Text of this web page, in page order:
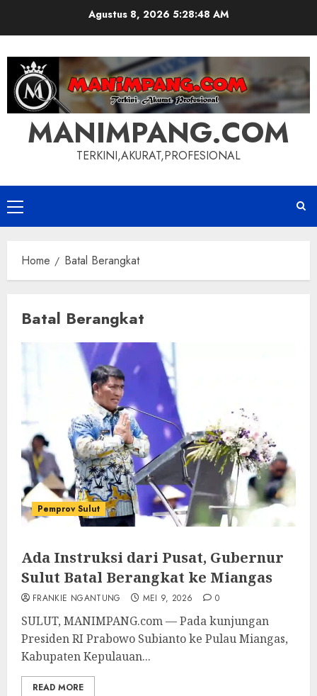
Agustus 8, 2026 5:28:48 AM
MANIMPANG.COM
TERKINI,AKURAT,PROFESIONAL
Primary
Menu
Home Batal Berangkat
Batal Berangkat
Pemprov Sulut
Ada Instruksi dari Pusat, Gubernur
Sulut Batal Berangkat ke Miangas
FRANKIE NGANTUNG MEI 9, 2026 0
SULUT, MANIMPANG.com — Pada kunjungan
Presiden RI Prabowo Subianto ke Pulau Miangas,
Kabupaten Kepulauan...
READ MORE